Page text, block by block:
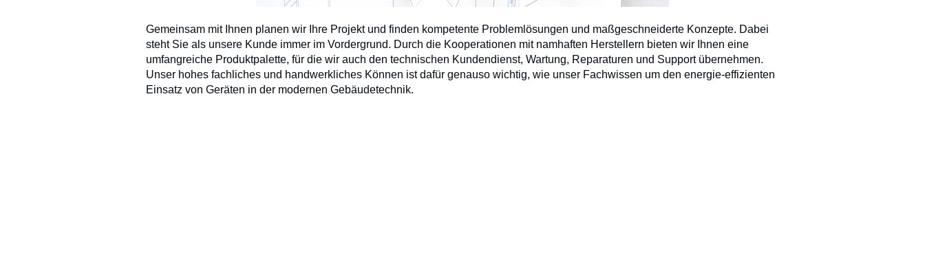
Gemeinsam mit Ihnen planen wir Ihre Projekt und finden kompetente Problemlösungen und maßgeschneiderte Konzepte. Dabei
steht Sie als unsere Kunde immer im Vordergrund. Durch die Kooperationen mit namhaften Herstellern bieten wir Ihnen eine
umfangreiche Produktpalette, für die wir auch den technischen Kundendienst, Wartung, Reparaturen und Support übernehmen.
Unser hohes fachliches und handwerkliches Können ist dafür genauso wichtig, wie unser Fachwissen um den energie-effizienten
Einsatz von Geräten in der modernen Gebäudetechnik.